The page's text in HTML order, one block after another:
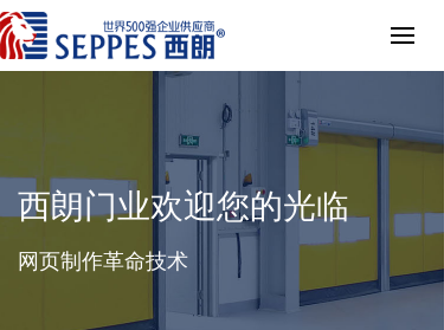
西朗门业欢迎您的光临
网页制作革命技术